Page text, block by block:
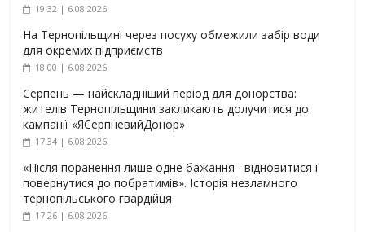
19:32 | 6.08.2026
На Тернопільщині через посуху обмежили забір води
для окремих підприємств
18:00 | 6.08.2026
Серпень — найскладніший період для донорства:
жителів Тернопільщини закликають долучитися до
кампанії «ЯСерпневийДонор»
17:34 | 6.08.2026
«Після поранення лише одне бажання –відновитися і
повернутися до побратимів». Історія незламного
тернопільського гвардійця
17:26 | 6.08.2026